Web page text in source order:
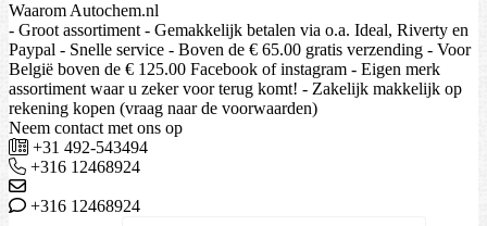
Waarom Autochem.nl
- Groot assortiment - Gemakkelijk betalen via o.a. Ideal, Riverty en
Paypal - Snelle service - Boven de € 65.00 gratis verzending - Voor
België boven de € 125.00 Facebook of instagram - Eigen merk
assortiment waar u zeker voor terug komt! - Zakelijk makkelijk op
rekening kopen (vraag naar de voorwaarden)
Neem contact met ons op
+31 492-543494
+316 12468924
+316 12468924